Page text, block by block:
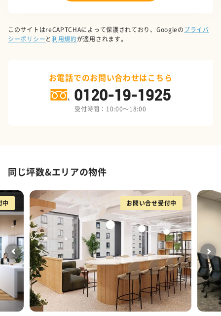
このサイトはreCAPTCHAによって保護されており、Googleのプライバ
シーポリシーと利用規約が適用されます。
お電話でのお問い合わせはこちら
0120-19-1925
受付時間：10:00～18:00
同じ坪数&エリアの物件
中 お問い合せ受付中